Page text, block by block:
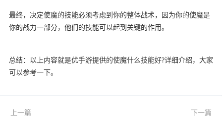
最终，决定使魔的技能必须考虑到你的整体战术，因为你的使魔是
你的战力一部分，他们的技能可以起到关键的作用。
总结：以上内容就是优手游提供的使魔什么技能好?详细介绍，大家
可以参考一下。
上一篇 下一篇